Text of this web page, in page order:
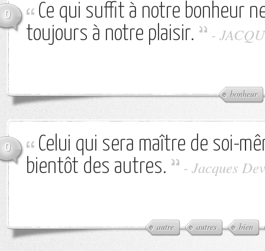
0
Ce qui suffit à notre bonheur
toujours à notre plaisir.
-
bonheur
0
Celui qui sera maître de soi-
bientôt des autres.
- Jacques
autre autres bien